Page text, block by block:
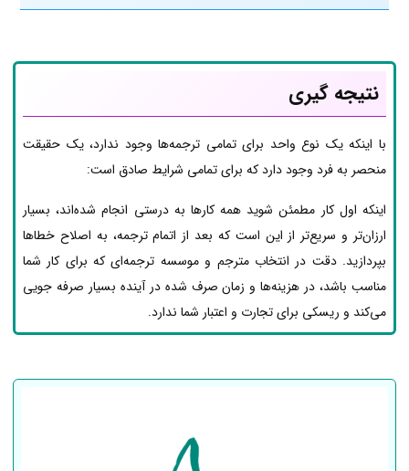
نتیجه گیری
با اینکه یک نوع واحد برای تمامی ترجمه‌ها وجود ندارد، یک حقیقت
منحصر به فرد وجود دارد که برای تمامی شرایط صادق است:
اینکه اول کار مطمئن شوید همه کارها به درستی انجام شده‌اند، بسیار
ارزان‌تر و سریع‌تر از این است که بعد از اتمام ترجمه، به اصلاح خطاها
بپردازید. دقت در انتخاب مترجم و موسسه ترجمه‌ای که برای کار شما
مناسب باشد، در هزینه‌ها و زمان صرف شده در آینده بسیار صرفه جویی
می‌کند و ریسکی برای تجارت و اعتبار شما ندارد.